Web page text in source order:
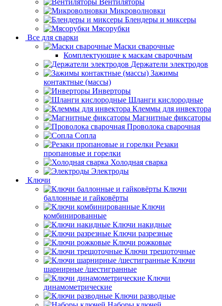
Вентиляторы
Микроволновки
Блендеры и миксеры
Мясорубки
Все для сварки
Маски сварочные
Комплектующие к маскам сварочным
Держатели электродов
Зажимы
контактные (массы)
Инверторы
Шланги кислородные
Клеммы для инвектора
Магнитные фиксаторы
Проволока сварочная
Сопла
Резаки
пропановые и горелки
Холодная сварка
Электроды
Ключи
Ключи
баллонные и гайковёрты
Ключи
комбинированные
Ключи накидные
Ключи разрезные
Ключи рожковые
Ключи трещоточные
Ключи
шарнирные /шестигранные
Ключи
динамометрические
Ключи разводные